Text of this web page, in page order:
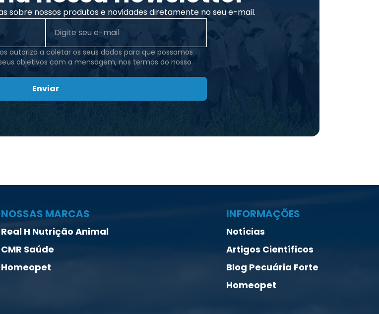
sobre nossos produtos e novidades diretamente no seu e-mail.
autoriza a coletar os seus dados para que possamos
objetivos com a mensagem, nos termos do nosso
Enviar
NOSSAS MARCAS
Real H Nutrição Animal
CMR Saúde
Homeopet
INFORMAÇÕES
Notícias
Artigos Científicos
Blog Pecuária Forte
Homeopet